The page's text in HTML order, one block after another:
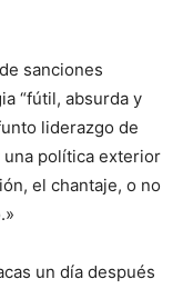
sanciones
“fútil, absurda y
liderazgo de
una política exterior
el chantaje, o no
un día después